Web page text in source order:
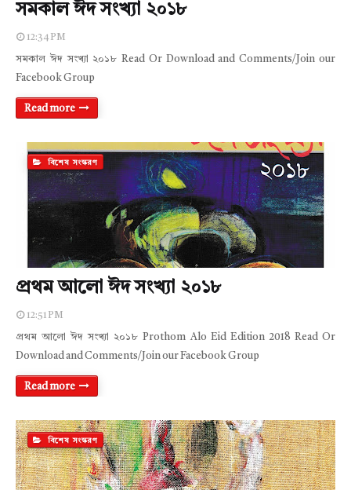
সমকাল ঈদ সংখ্যা ২০১৮
12:34 PM
সমকাল ঈদ সংখ্যা ২০১৮ Read Or Download and Comments/Join our
Facebook Group
Read more
বিশেষ সংস্করণ
প্রথম আলো ঈদ সংখ্যা ২০১৮
12:51 PM
প্রথম আলো ঈদ সংখ্যা ২০১৮ Prothom Alo Eid Edition 2018 Read Or
Download and Comments/Join our Facebook Group
Read more
বিশেষ সংস্করণ